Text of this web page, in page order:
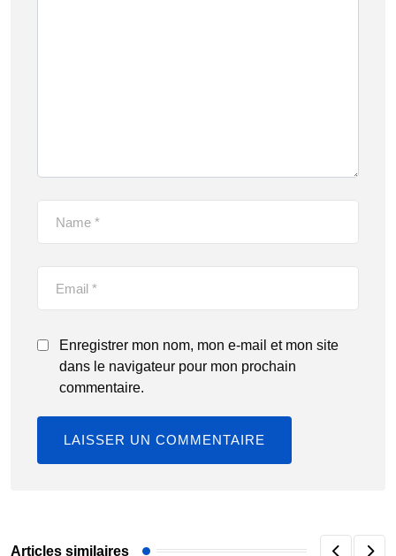
Enregistrer mon nom, mon e-mail et mon site
dans le navigateur pour mon prochain
commentaire.
Articles similaires